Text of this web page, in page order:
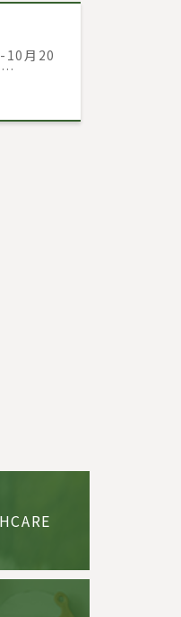
10月20
…